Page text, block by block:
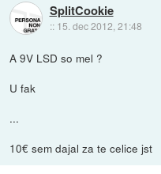
SplitCookie
:: 15. dec 2012, 21:48
A 9V LSD so mel ?
U fak
...
10€ sem dajal za te celice jst